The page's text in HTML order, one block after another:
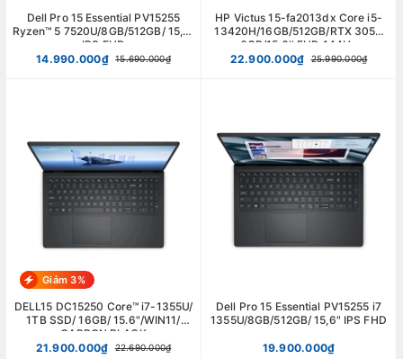
Dell Pro 15 Essential PV15255
Ryzen™ 5 7520U/8GB/512GB/ 15,6"
IPS FHD
14.990.000₫
15.690.000₫
HP Victus 15-fa2013dx Core i5-
13420H/16GB/512GB/RTX 3050
6GB/15.6'' FHD 144Hz
22.900.000₫
25.990.000₫
Giảm 3%
DELL15 DC15250 Core™ i7-1355U/
1TB SSD/ 16GB/ 15.6"/WIN11/
CARBON BLACK
21.900.000₫
22.690.000₫
Dell Pro 15 Essential PV15255 i7
1355U/8GB/512GB/ 15,6" IPS FHD
19.900.000₫